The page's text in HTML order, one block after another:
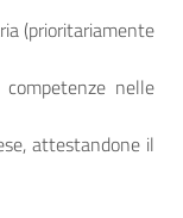
(prioritariamente
nelle
attestandone il